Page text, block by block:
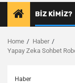
BIZ KIMIZ?
Home
Haber
Yapay Zeka Sohbet
Haber